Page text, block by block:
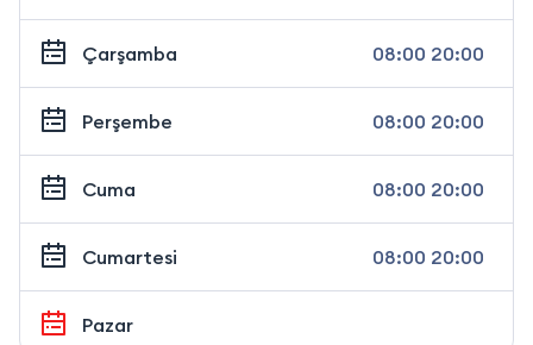
Çarşamba 08:00 20:00
Perşembe 08:00 20:00
Cuma 08:00 20:00
Cumartesi 08:00 20:00
Pazar